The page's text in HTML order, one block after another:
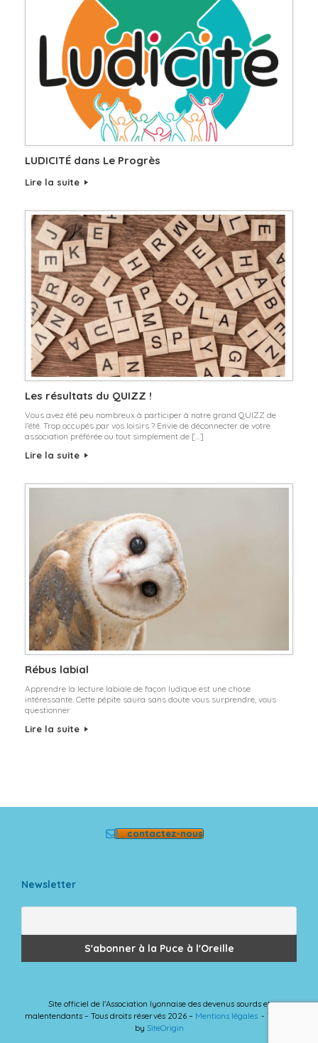
LUDICITÉ dans Le Progrès
Lire la suite
Les résultats du QUIZZ !
Vous avez été peu nombreux à participer à notre grand QUIZZ de
l’été. Trop occupés par vos loisirs ? Envie de déconnecter de votre
association préférée ou tout simplement de […]
Lire la suite
Rébus labial
Apprendre la lecture labiale de façon ludique est une chose
intéressante. Cette pépite saura sans doute vous surprendre, vous
questionner
Lire la suite
contactez-nous
Newsletter
Site officiel de l'Association lyonnaise des devenus sourds et
malentendants – Tous droits réservés 2026 – Mentions légales
Theme
by SiteOrigin